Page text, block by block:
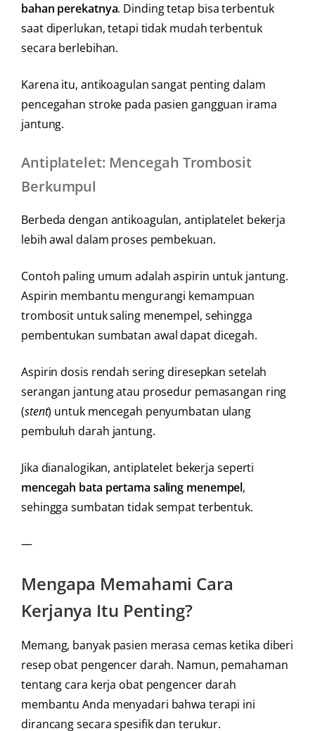
bahan perekatnya. Dinding tetap bisa terbentuk
saat diperlukan, tetapi tidak mudah terbentuk
secara berlebihan.
Karena itu, antikoagulan sangat penting dalam
pencegahan stroke pada pasien gangguan irama
jantung.
Antiplatelet: Mencegah Trombosit
Berkumpul
Berbeda dengan antikoagulan, antiplatelet bekerja
lebih awal dalam proses pembekuan.
Contoh paling umum adalah aspirin untuk jantung.
Aspirin membantu mengurangi kemampuan
trombosit untuk saling menempel, sehingga
pembentukan sumbatan awal dapat dicegah.
Aspirin dosis rendah sering diresepkan setelah
serangan jantung atau prosedur pemasangan ring
(stent) untuk mencegah penyumbatan ulang
pembuluh darah jantung.
Jika dianalogikan, antiplatelet bekerja seperti
mencegah bata pertama saling menempel,
sehingga sumbatan tidak sempat terbentuk.
—
Mengapa Memahami Cara
Kerjanya Itu Penting?
Memang, banyak pasien merasa cemas ketika diberi
resep obat pengencer darah. Namun, pemahaman
tentang cara kerja obat pengencer darah
membantu Anda menyadari bahwa terapi ini
dirancang secara spesifik dan terukur.